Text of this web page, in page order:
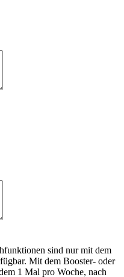
sind nur mit dem
Mit dem Booster- oder
1 Mal pro Woche, nach